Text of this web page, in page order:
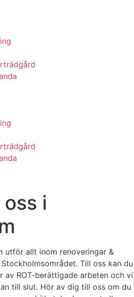
i
utför allt inom renoveringar &
Till oss kan du
av ROT-berättigade arbeten och vi
till slut. Hör av dig till oss om du